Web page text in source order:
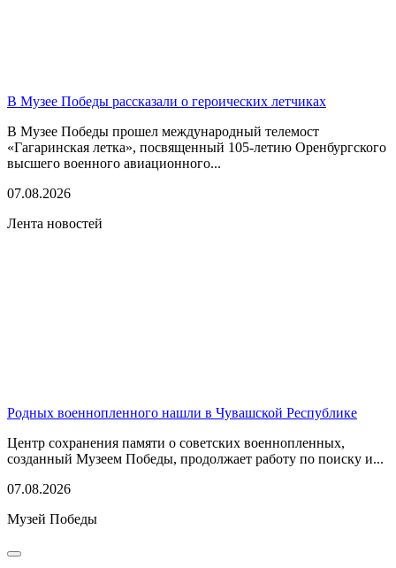
В Музее Победы рассказали о героических летчиках
В Музее Победы прошел международный телемост
«Гагаринская летка», посвященный 105-летию Оренбургского
высшего военного авиационного...
07.08.2026
Лента новостей
Родных военнопленного нашли в Чувашской Республике
Центр сохранения памяти о советских военнопленных,
созданный Музеем Победы, продолжает работу по поиску и...
07.08.2026
Музей Победы